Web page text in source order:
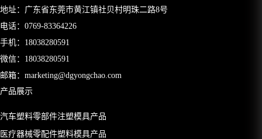
地址：广东省东莞市黄江镇社贝村明珠二路8号
电话： 0769-83364226
手机： 18038280591
微信：18038280591
邮箱： marketing@dgyongchao.com
产品展示
汽车塑料零部件注塑模具产品
医疗器械零配件塑料模具产品